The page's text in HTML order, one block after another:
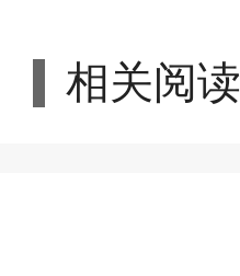
相关阅读